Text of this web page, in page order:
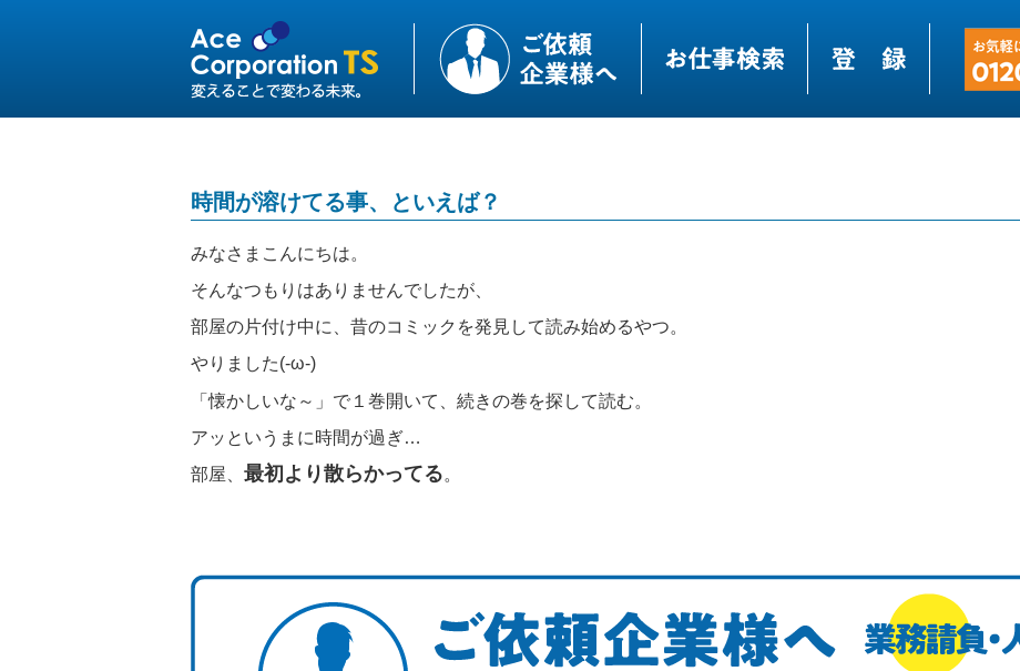
時間が溶けてる事、といえば？
みなさまこんにちは。
そんなつもりはありませんでしたが、
部屋の片付け中に、昔のコミックを発見して読み始めるやつ。
やりました(-ω-)
「懐かしいな～」で１巻開いて、続きの巻を探して読む。
アッというまに時間が過ぎ…
部屋、 最初より散らかってる。